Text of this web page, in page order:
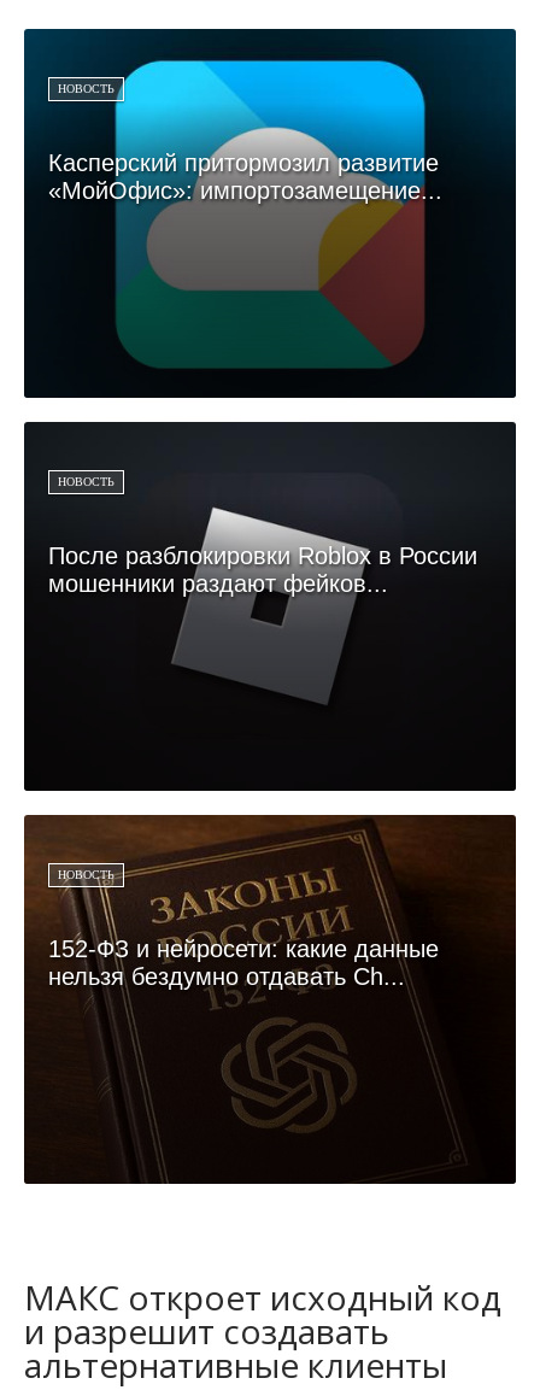
НОВОСТЬ
Касперский притормозил развитие
«МойОфис»: импортозамещение...
НОВОСТЬ
После разблокировки Roblox в России
мошенники раздают фейков...
НОВОСТЬ
152-ФЗ и нейросети: какие данные
нельзя бездумно отдавать Ch...
МАКС откроет исходный код
и разрешит создавать
альтернативные клиенты